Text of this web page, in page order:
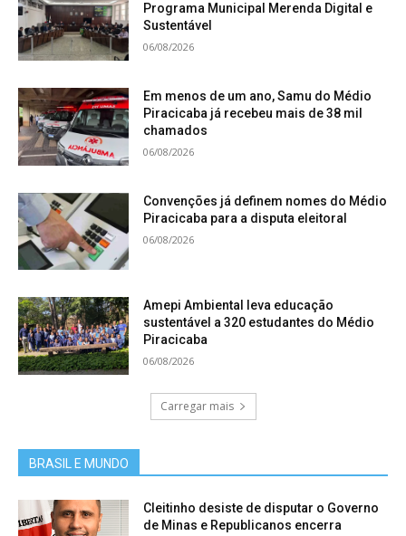
Programa Municipal Merenda Digital e
Sustentável
06/08/2026
Em menos de um ano, Samu do Médio
Piracicaba já recebeu mais de 38 mil
chamados
06/08/2026
Convenções já definem nomes do Médio
Piracicaba para a disputa eleitoral
06/08/2026
Amepi Ambiental leva educação
sustentável a 320 estudantes do Médio
Piracicaba
06/08/2026
Carregar mais
BRASIL E MUNDO
Cleitinho desiste de disputar o Governo
de Minas e Republicanos encerra